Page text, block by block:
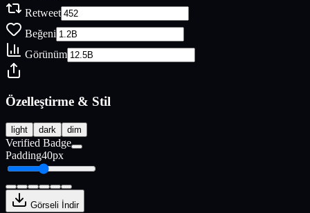
Retweet
Beğeni
Görünüm
Özelleştirme & Stil
light dark dim
Verified Badge
Padding40px
Görseli İndir